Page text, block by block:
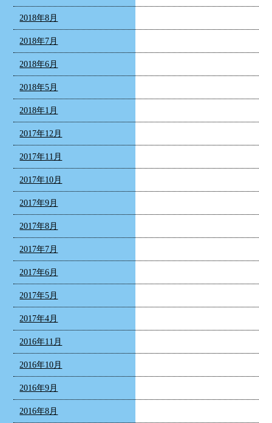
2018年8月
2018年7月
2018年6月
2018年5月
2018年1月
2017年12月
2017年11月
2017年10月
2017年9月
2017年8月
2017年7月
2017年6月
2017年5月
2017年4月
2016年11月
2016年10月
2016年9月
2016年8月